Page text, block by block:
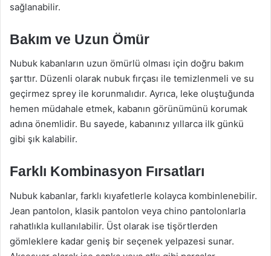
sağlanabilir.
Bakım ve Uzun Ömür
Nubuk kabanların uzun ömürlü olması için doğru bakım
şarttır. Düzenli olarak nubuk fırçası ile temizlenmeli ve su
geçirmez sprey ile korunmalıdır. Ayrıca, leke oluştuğunda
hemen müdahale etmek, kabanın görünümünü korumak
adına önemlidir. Bu sayede, kabanınız yıllarca ilk günkü
gibi şık kalabilir.
Farklı Kombinasyon Fırsatları
Nubuk kabanlar, farklı kıyafetlerle kolayca kombinlenebilir.
Jean pantolon, klasik pantolon veya chino pantolonlarla
rahatlıkla kullanılabilir. Üst olarak ise tişörtlerden
gömleklere kadar geniş bir seçenek yelpazesi sunar.